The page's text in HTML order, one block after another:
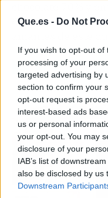
Que.es - Do Not
If you wish to opt-out
processing of your
targeted advertising by
section to confirm your
opt-out request is
interest-based ads
us or personal
your opt-out. You may
disclosure of your
IAB’s list of
also be disclosed by us
Downstream
destaca Nutella